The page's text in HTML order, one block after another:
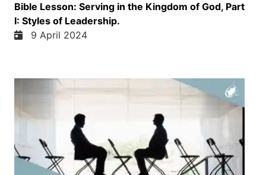
نام رو دریافت می کنه هست و اینجا وقتی میگه التماس
اون رابطه محبت آمیز پولوس رو داره صحبت می کنه
بین خودش و فیلم رو و کسی که داره اینجا در آیه ده
پیش صاحب خود می گریزه می گریزه و می آیا و بلاخره
با پولوس ملاخط می کنه پولوس اون رو کمک می کنه با
ایسای مسیح آشنا می سازه و اون به ایسای مسیح ایمان
می آره و وقتی که ما می دانیم که در اون زمان که
وقتی برده اگر می گریزه
باید کشته شوه در اینقدر، بر اساس قوانین امو وقت و
زمان ولی اینجا وقت پولیس این برده را به ایسای مسیح
Bible Lesson: Serving in the Kingdom of God, Part
I: Styles of Leadership.
9 April 2024